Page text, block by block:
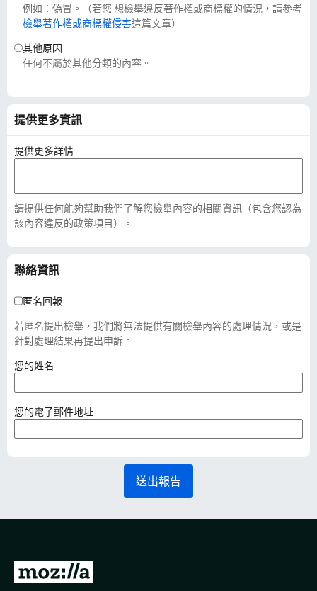
例如：偽冒。（若您˙想檢舉違反著作權或商標權的情況，請參考
檢舉著作權或商標權侵害這篇文章）
其他原因
任何不屬於其他分類的內容。
提供更多資訊
提供更多詳情
請提供任何能夠幫助我們了解您檢舉內容的相關資訊（包含您認為
該內容違反的政策項目）。
聯絡資訊
匿名回報
若匿名提出檢舉，我們將無法提供有關檢舉內容的處理情況，或是
針對處理結果再提出申訴。
您的姓名
填
）
您的電子郵件地址（
填
送出報告
前